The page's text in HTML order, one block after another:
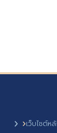
เว็บไซต์ห